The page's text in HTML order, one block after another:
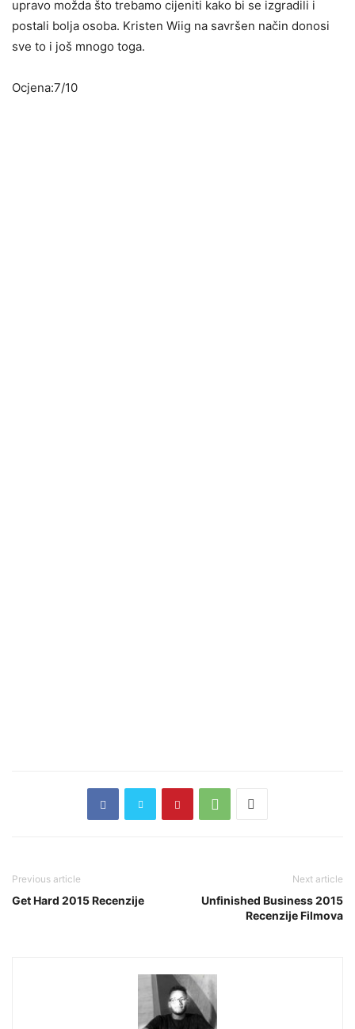
upravo možda što trebamo cijeniti kako bi se izgradili i
postali bolja osoba. Kristen Wiig na savršen način donosi
sve to i još mnogo toga.
Ocjena:7/10
Previous article
Get Hard 2015 Recenzije
Next article
Unfinished Business 2015
Recenzije Filmova